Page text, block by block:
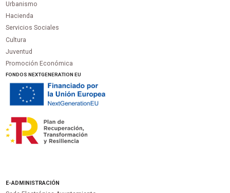
Urbanismo
Hacienda
Servicios Sociales
Cultura
Juventud
Promoción Económica
FONDOS NEXTGENERATION EU
E-ADMINISTRACIÓN